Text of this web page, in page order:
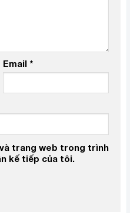
Email *
trang web trong trình
kế tiếp của tôi.